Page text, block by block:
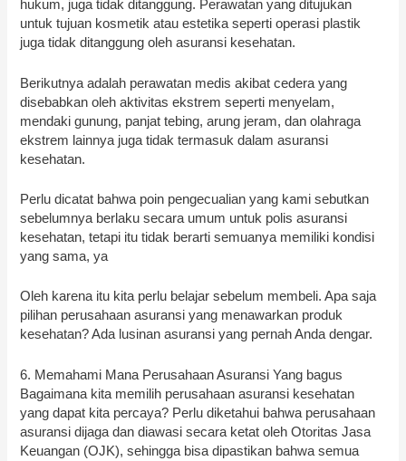
hukum, juga tidak ditanggung. Perawatan yang ditujukan
untuk tujuan kosmetik atau estetika seperti operasi plastik
juga tidak ditanggung oleh asuransi kesehatan.
Berikutnya adalah perawatan medis akibat cedera yang
disebabkan oleh aktivitas ekstrem seperti menyelam,
mendaki gunung, panjat tebing, arung jeram, dan olahraga
ekstrem lainnya juga tidak termasuk dalam asuransi
kesehatan.
Perlu dicatat bahwa poin pengecualian yang kami sebutkan
sebelumnya berlaku secara umum untuk polis asuransi
kesehatan, tetapi itu tidak berarti semuanya memiliki kondisi
yang sama, ya
Oleh karena itu kita perlu belajar sebelum membeli. Apa saja
pilihan perusahaan asuransi yang menawarkan produk
kesehatan? Ada lusinan asuransi yang pernah Anda dengar.
6. Memahami Mana Perusahaan Asuransi Yang bagus
Bagaimana kita memilih perusahaan asuransi kesehatan
yang dapat kita percaya? Perlu diketahui bahwa perusahaan
asuransi dijaga dan diawasi secara ketat oleh Otoritas Jasa
Keuangan (OJK), sehingga bisa dipastikan bahwa semua